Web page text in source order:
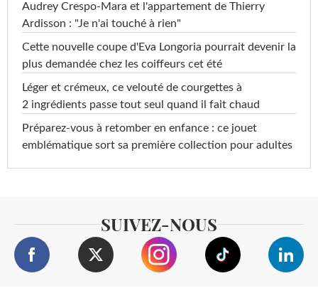
Audrey Crespo-Mara et l'appartement de Thierry
Ardisson : "Je n'ai touché à rien"
Cette nouvelle coupe d'Eva Longoria pourrait devenir la
plus demandée chez les coiffeurs cet été
Léger et crémeux, ce velouté de courgettes à
2 ingrédients passe tout seul quand il fait chaud
Préparez-vous à retomber en enfance : ce jouet
emblématique sort sa première collection pour adultes
SUIVEZ-NOUS